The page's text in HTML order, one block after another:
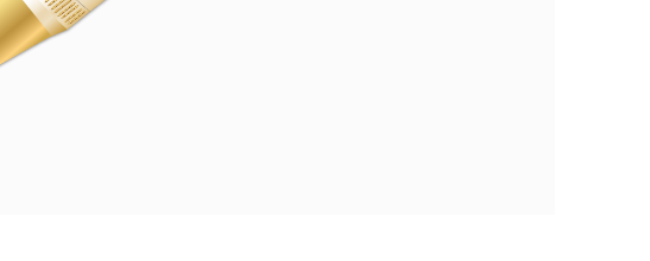
3:
Mehr
Wirkstoffen
Seren hilft